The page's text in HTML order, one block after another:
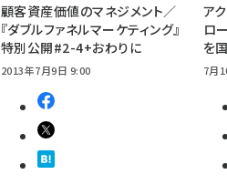
顧客資産価値のマネジメント／
『ダブルファネルマーケティング』
特別公開#2-4+おわりに
2013年7月9日 9:00
ア
ロ
を
7月